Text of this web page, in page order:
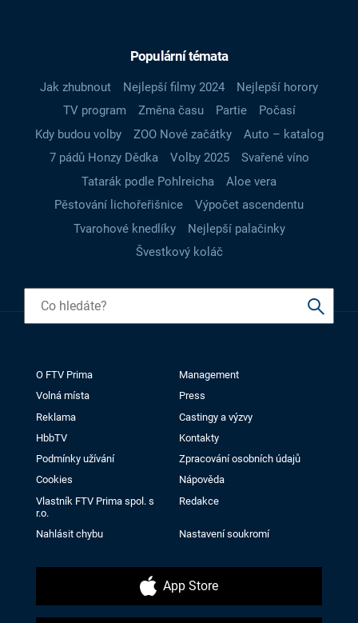
Populární témata
Jak zhubnout Nejlepší filmy 2024
Nejlepší horory
TV program
Změna času Partie
Počasí
Kdy budou volby
ZOO Nové začátky
Auto – katalog
7 pádů Honzy Dědka
Volby 2025
Svařené víno
Tatarák podle Pohlreicha
Aloe vera
Pěstování lichořeřišnice
Výpočet ascendentu
Tvarohové knedlíky
Nejlepší palačinky
Švestkový koláč
O FTV Prima
Management
Volná místa
Press
Reklama
Castingy a výzvy
HbbTV
Kontakty
Podmínky užívání
Zpracování osobních údajů
Cookies
Nápověda
Vlastník FTV Prima spol. s
r.o.
Redakce
Nahlásit chybu Nastavení soukromí
App Store